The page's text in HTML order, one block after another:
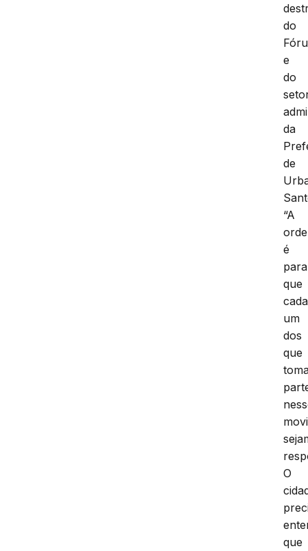
do
e
do
da
de
“A
é
para
que
cada
um
dos
que
O
que